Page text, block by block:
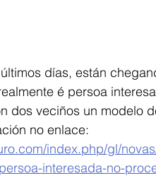
días, están
é persoa
dos veciños un modelo
no enlace:
index.php/gl/
interesada-no-